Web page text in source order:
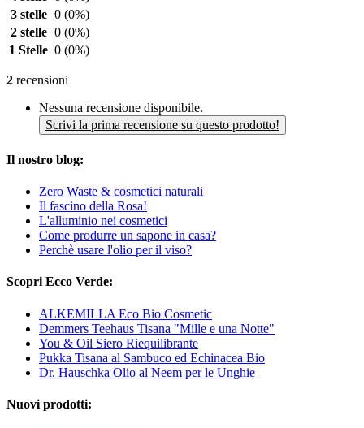
3 stelle 0 (0%)
2 stelle 0 (0%)
1 Stelle 0 (0%)
2 recensioni
Nessuna recensione disponibile.
Scrivi la prima recensione su questo prodotto!
Il nostro blog:
Zero Waste & cosmetici naturali
Il fascino della Rosa!
L'alluminio nei cosmetici
Come produrre un sapone in casa?
Perchè usare l'olio per il viso?
Scopri Ecco Verde:
ALKEMILLA Eco Bio Cosmetic
Demmers Teehaus Tisana "Mille e una Notte"
You & Oil Siero Riequilibrante
Pukka Tisana al Sambuco ed Echinacea Bio
Dr. Hauschka Olio al Neem per le Unghie
Nuovi prodotti: